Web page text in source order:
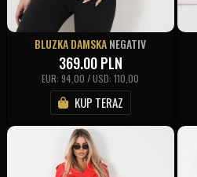
BLUZKA DAMSKANEGATIV
369.00PLN
EUR: 94,00 / USD: 110,00
KUP TERAZ